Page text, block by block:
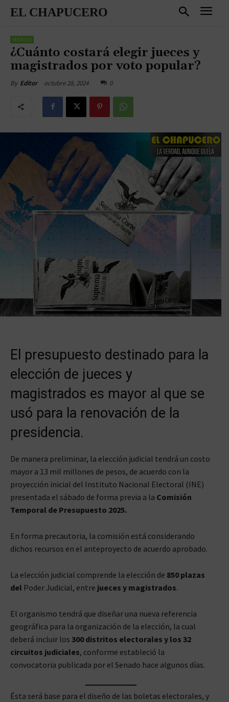
EL CHAPUCERO
MÉXICO
¿Cuánto costará elegir jueces y
magistrados por voto popular?
By Editor octubre 28, 2024 0
El presupuesto destinado para la
elección de jueces y
magistrados es mayor al que se
usó para la renovación de la
presidencia.
De manera preliminar, la elección judicial tendrá un costo
mayor a 13 mil millones de pesos, de acuerdo con la
proyección inicial del Instituto Nacional Electoral (INE)
presentada el sábado de forma previa a la Comisión
Temporal de Presupuesto 2025.
En forma precautoria, la comisión está considerando
dichos recursos en el anteproyecto de acuerdo aprobado.
La elección judicial comprende la elección de 850 plazas
del Poder Judicial, entre jueces y magistrados.
El organismo tendrá que diseñar una nueva referencia
geográfica para la organización de la elección, la cual
deberá incluir los 300 distritos electorales y los 32
circuitos judiciales, conforme estableció la
convocatoria publicada por el Senado hace algunos días.
Ésta será base para el diseño de las boletas electorales, y